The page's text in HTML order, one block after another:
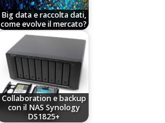
Big data e raccolta dati,
come evolve il mercato?
Collaboration e backup
con il NAS Synology
DS1825+